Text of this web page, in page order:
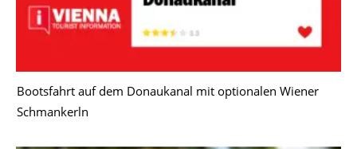
Bootsfahrt auf dem Donaukanal mit optionalen Wiener
Schmankerln